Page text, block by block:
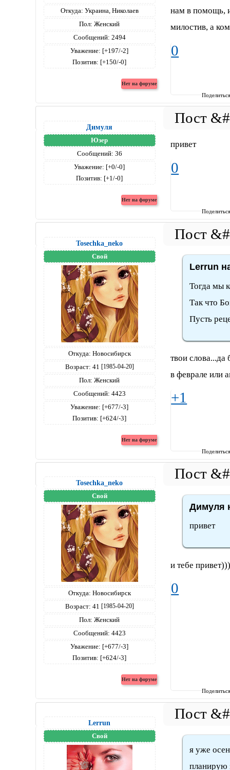
Откуда: Украина, Николаев
Пол: Женский
Сообщений: 2494
Уважение: [+197/-2]
Позитив: [+150/-0]
нам в помощь,
милостив, а
0
Димуля
Юзер
Сообщений: 36
Уважение: [+0/-0]
Позитив: [+1/-0]
привет
0
Tosechka_neko
Свой
Откуда: Новосибирск
Возраст: 41 [1985-04-20]
Пол: Женский
Сообщений: 4423
Уважение: [+677/-3]
Позитив: [+624/-3]
Lerrun
Тогда мы
Так что
Пусть
твои
в феврале или
+1
Tosechka_neko
Свой
Откуда: Новосибирск
Возраст: 41 [1985-04-20]
Пол: Женский
Сообщений: 4423
Уважение: [+677/-3]
Позитив: [+624/-3]
Димуля
привет
и тебе
0
Lerrun
Свой
я уже
планирую